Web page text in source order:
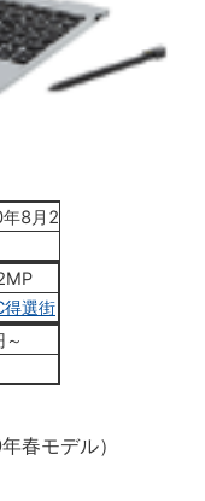
8月24日
得選街
春モデル）